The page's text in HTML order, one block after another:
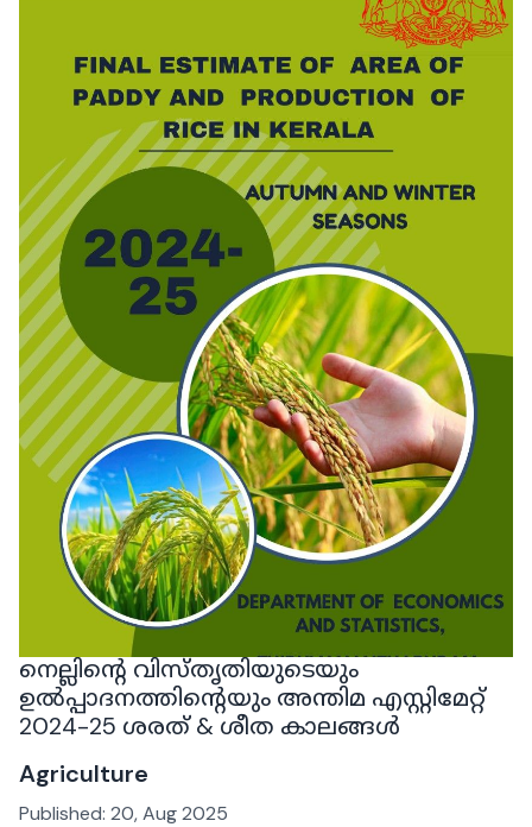
നെല്ലിൻ്റെ വിസ്തൃതിയുടെയും
ഉൽപ്പാദനത്തിൻ്റെയും അന്തിമ എസ്റ്റിമേറ്റ്
2024-25 ശരത് & ശീത കാലങ്ങൾ
Agriculture
Published: 20, Aug 2025